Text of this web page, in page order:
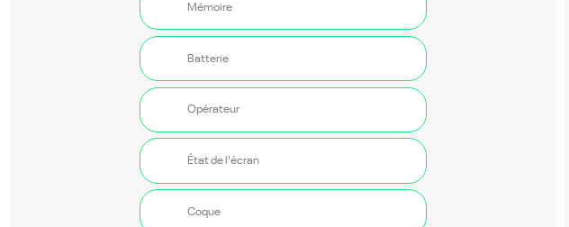
Mémoire
Batterie
Opérateur
État de l'écran
Coque